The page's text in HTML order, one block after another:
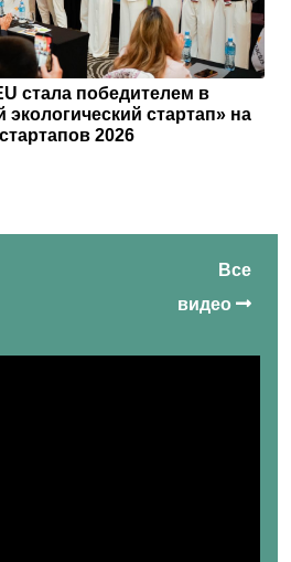
стала победителем в
стартап» на
2026
Все
видео